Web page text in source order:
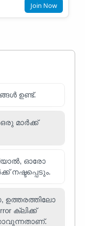
Join Now
ഉണ്ട്.
മാർക്ക്
ഓരോ
നഷ്ടപ്പെടും.
ഉത്തരത്തിലോ
ക്ലിക്ക്